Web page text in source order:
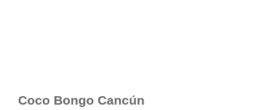
Coco Bongo Cancún